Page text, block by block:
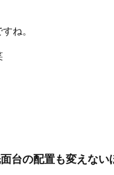
ね。
台の配置も変えない